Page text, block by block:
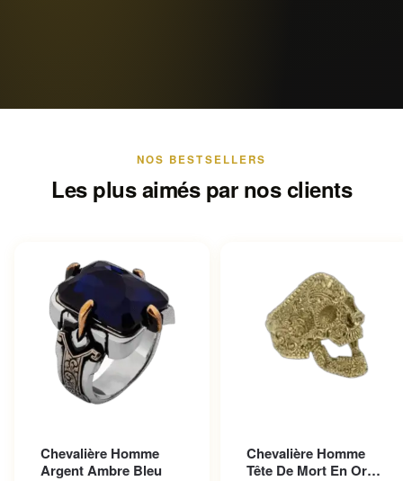
NOS BESTSELLERS
Les plus aimés par nos clients
Chevalière Homme
Argent Ambre Bleu
Chevalière Homme
Tête De Mort En Or